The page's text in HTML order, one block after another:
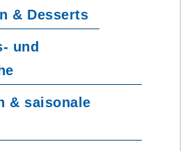
& Desserts
und
& saisonale